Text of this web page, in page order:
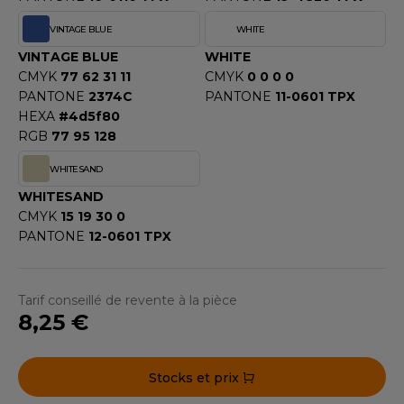
CLOTHING
DENIM
JAYS
VINTAGE BLUE
VINTAGE BLUE
CMYK 77 62 31 11
PANTONE 2374C
HEXA #4d5f80
RGB 77 95 128
WHITE
WHITE
CMYK 0 0 0 0
PANTONE 11-0601 TPX
WHITESAND
WHITESAND
CMYK 15 19 30 0
PANTONE 12-0601 TPX
Tarif conseillé de revente à la pièce
8,25 €
Stocks et prix